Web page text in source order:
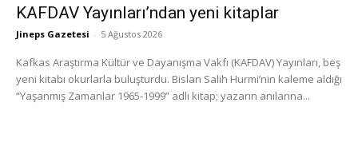
KAFDAV Yayınları’ndan yeni kitaplar
Jineps Gazetesi - 5 Ağustos 2026
Kafkas Araştırma Kültür ve Dayanışma Vakfı (KAFDAV) Yayınları, beş
yeni kitabı okurlarla buluşturdu. Bislan Salih Hurmi’nin kaleme aldığı
“Yaşanmış Zamanlar 1965-1999” adlı kitap; yazarın anılarına...